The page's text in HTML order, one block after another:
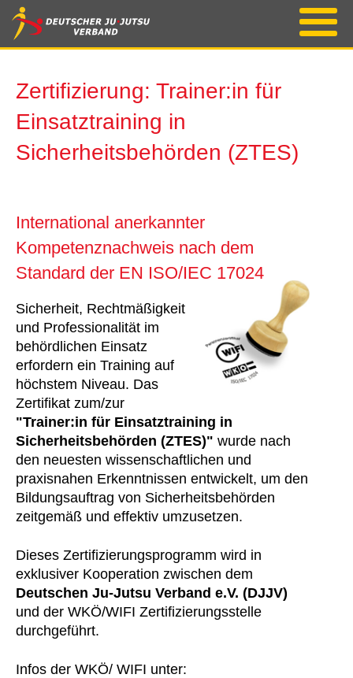
Zertifizierung: Trainer:in für
Einsatztraining in
Sicherheitsbehörden (ZTES)
International anerkannter
Kompetenznachweis nach dem
Standard der EN ISO/IEC 17024
Sicherheit, Rechtmäßigkeit
und Professionalität im
behördlichen Einsatz
erfordern ein Training auf
höchstem Niveau. Das
Zertifikat zum/zur
"Trainer:in für Einsatztraining in
Sicherheitsbehörden (ZTES)" wurde nach
den neuesten wissenschaftlichen und
praxisnahen Erkenntnissen entwickelt, um den
Bildungsauftrag von Sicherheitsbehörden
zeitgemäß und effektiv umzusetzen.
Dieses Zertifizierungsprogramm wird in
exklusiver Kooperation zwischen dem
Deutschen Ju-Jutsu Verband e.V. (DJJV)
und der WKÖ/WIFI Zertifizierungsstelle
durchgeführt.
Infos der WKÖ/ WIFI unter: